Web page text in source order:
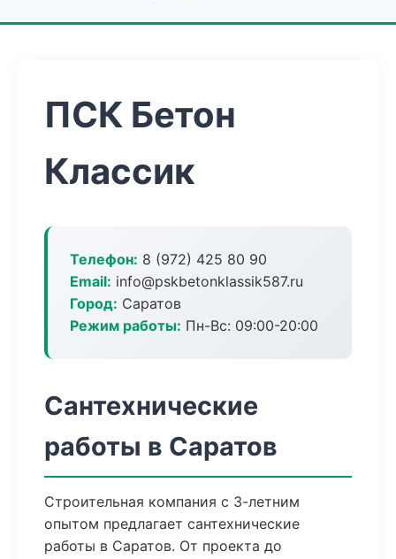
ПСК Бетон
Классик
Телефон: 8 (972) 425 80 90
Email: info@pskbetonklassik587.ru
Город: Саратов
Режим работы: Пн-Вс: 09:00-20:00
Сантехнические
работы в Саратов
Строительная компания с 3-летним
опытом предлагает сантехнические
работы в Саратов. От проекта до